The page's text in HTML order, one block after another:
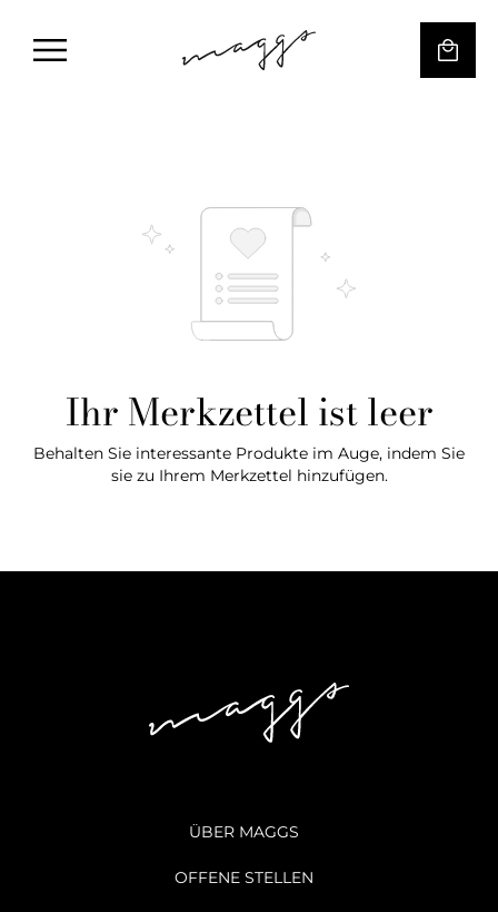
Ihr Merkzettel ist leer
Behalten Sie interessante Produkte im Auge, indem Sie
sie zu Ihrem Merkzettel hinzufügen.
ÜBER MAGGS
OFFENE STELLEN